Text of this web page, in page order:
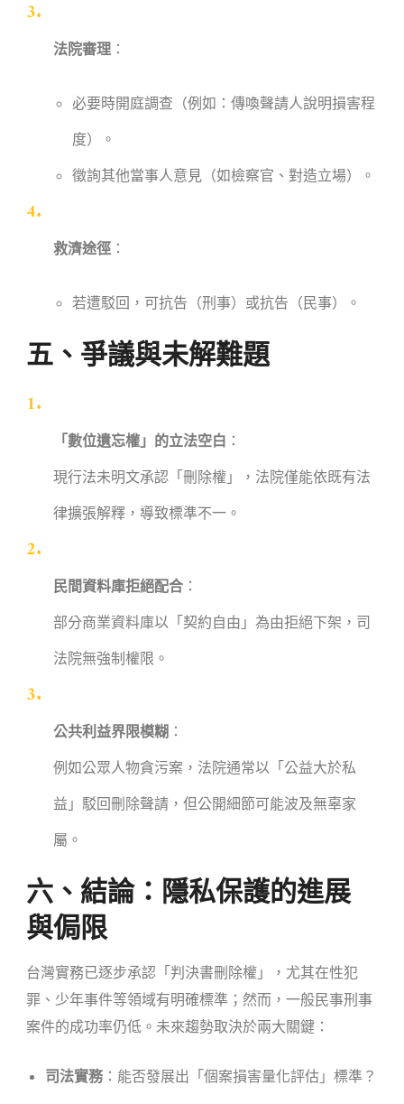
法院審理 ：
必要時開庭調查（例如：傳喚聲請人說明損害程
度）。
徵詢其他當事人意見（如檢察官、對造立場）。
救濟途徑 ：
若遭駁回，可抗告（刑事）或抗告（民事）。
五、爭議與未解難題
「數位遺忘權」的立法空白 ：
現行法未明文承認「刪除權」，法院僅能依既有法
律擴張解釋，導致標準不一。
民間資料庫拒絕配合 ：
部分商業資料庫以「契約自由」為由拒絕下架，司
法院無強制權限。
公共利益界限模糊 ：
例如公眾人物貪污案，法院通常以「公益大於私
益」駁回刪除聲請，但公開細節可能波及無辜家
屬。
六、結論：隱私保護的進展
與侷限
台灣實務已逐步承認「判決書刪除權」，尤其在性犯
罪、少年事件等領域有明確標準；然而，一般民事刑事
案件的成功率仍低。未來趨勢取決於兩大關鍵：
司法實務：能否發展出「個案損害量化評估」標準？